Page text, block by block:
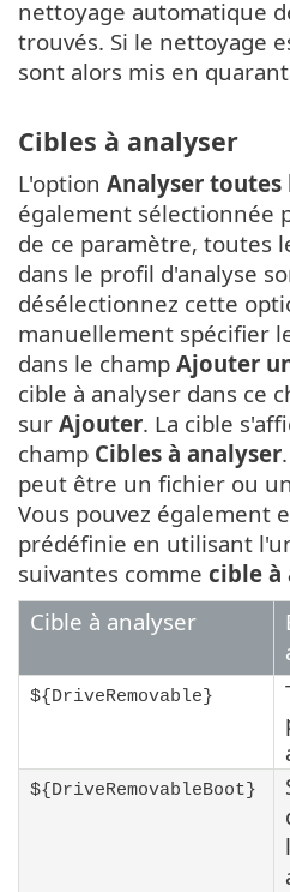
nettoyage automatique
trouvés. Si le nettoyage
sont alors mis en
Cibles à analyser
L'option Analyser toutes
également sélectionnée
de ce paramètre, toutes
dans le profil d'analyse
désélectionnez cette
manuellement spécifier
dans le champ Ajouter
cible à analyser dans ce
sur Ajouter. La cible
champ Cibles à analyser
peut être un fichier ou
Vous pouvez également
prédéfinie en utilisant
suivantes comme cible à
Cible à analyser
${DriveRemovable}
${DriveRemovableBoot}